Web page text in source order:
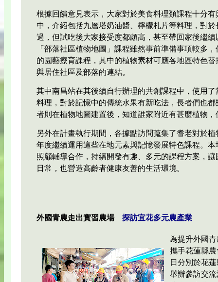
根據回饋意見表示，大家對於美食料理類課程十分
中，介紹包括九層塔奶油醬、檸檬札片等料理，對
過，但試吃後大家接受度都頗高，甚至帶回家後繼
「部落社區植物地圖」課程雖然事前準備事項較多
的園藝療育課程，其中的植物素材可應各地區特色
與居住社區及部落的連結。
其中南昌站在其後續自行辦理的共創課程中，使用
料理，對於記憶中的傳統水果有新吃法，長者們也
者則在植物地圖建置後，知道誰家附近有甚麼植物
另外在計畫執行期間，各據點訪問蒐集了耆老對於
年度繼續運用這些在地元素與記憶發展特色課程。
照顧輔導合作，持續開發有趣、多元的課程方案，
日常，也營造高齡者健康友善的生活環境。
外國青農走出實習農場 探訪宜花多元農產業
為提升外國
攜手花蓮縣
日分別於花
舉辦參訪交